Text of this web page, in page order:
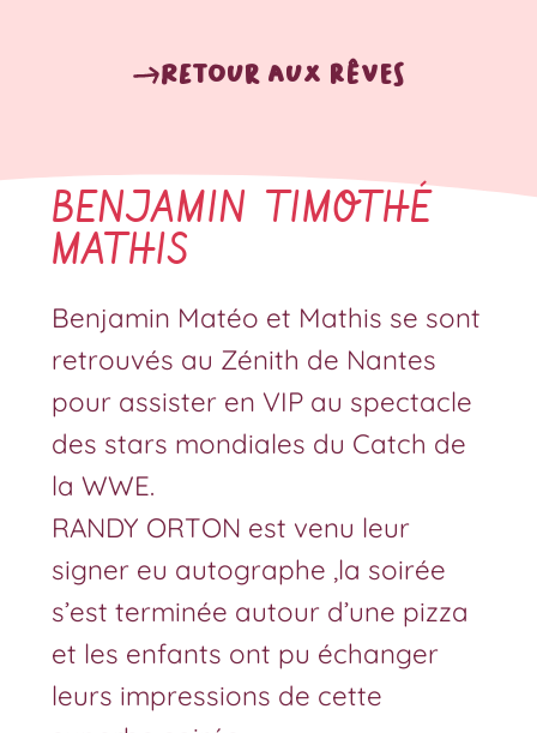
Retour aux rêves
BENJAMIN TIMOTHÉ
MATHIS
Benjamin Matéo et Mathis se sont
retrouvés au Zénith de Nantes
pour assister en VIP au spectacle
des stars mondiales du Catch de
la WWE.
RANDY ORTON est venu leur
signer eu autographe ,la soirée
s’est terminée autour d’une pizza
et les enfants ont pu échanger
leurs impressions de cette